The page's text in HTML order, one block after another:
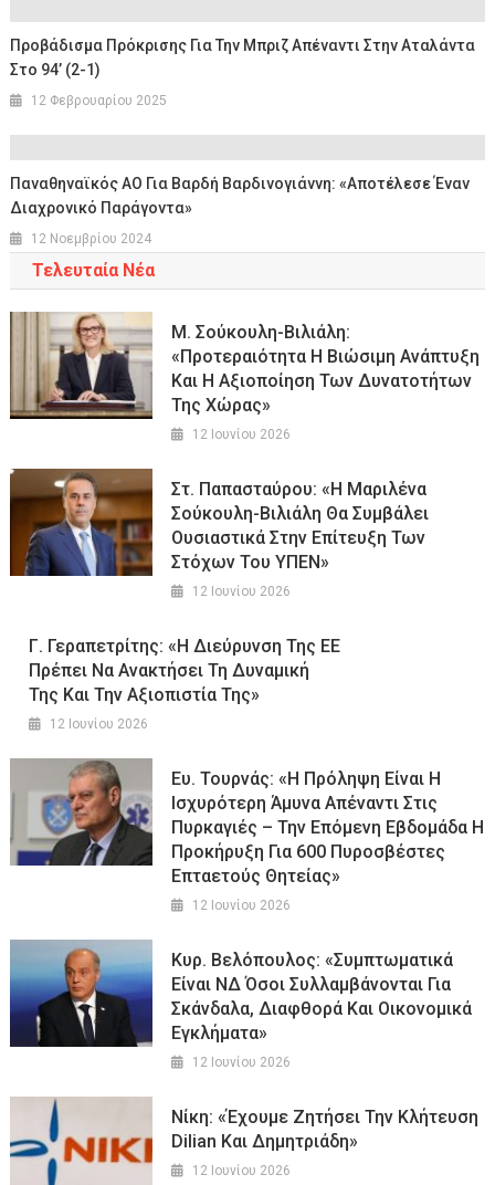
Προβάδισμα Πρόκρισης Για Την Μπριζ Απέναντι Στην Αταλάντα
Στο 94’ (2-1)
12 Φεβρουαρίου 2025
Παναθηναϊκός ΑΟ Για Βαρδή Βαρδινογιάννη: «Αποτέλεσε Έναν
Διαχρονικό Παράγοντα»
12 Νοεμβρίου 2024
Τελευταία Νέα
Μ. Σούκουλη-Βιλιάλη:
«Προτεραιότητα Η Βιώσιμη Ανάπτυξη
Και Η Αξιοποίηση Των Δυνατοτήτων
Της Χώρας»
12 Ιουνίου 2026
Στ. Παπασταύρου: «Η Μαριλένα
Σούκουλη-Βιλιάλη Θα Συμβάλει
Ουσιαστικά Στην Επίτευξη Των
Στόχων Του ΥΠΕΝ»
12 Ιουνίου 2026
Γ. Γεραπετρίτης: «Η Διεύρυνση Της ΕΕ
Πρέπει Να Ανακτήσει Τη Δυναμική
Της Και Την Αξιοπιστία Της»
12 Ιουνίου 2026
Ευ. Τουρνάς: «Η Πρόληψη Είναι Η
Ισχυρότερη Άμυνα Απέναντι Στις
Πυρκαγιές – Την Επόμενη Εβδομάδα Η
Προκήρυξη Για 600 Πυροσβέστες
Επταετούς Θητείας»
12 Ιουνίου 2026
Κυρ. Βελόπουλος: «Συμπτωματικά
Είναι ΝΔ Όσοι Συλλαμβάνονται Για
Σκάνδαλα, Διαφθορά Και Οικονομικά
Εγκλήματα»
12 Ιουνίου 2026
Νίκη: «Έχουμε Ζητήσει Την Κλήτευση
Dilian Και Δημητριάδη»
12 Ιουνίου 2026